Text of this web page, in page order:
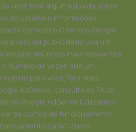
você tiver alguma dúvida sobre
do usuário e informações
connosco.O serviço Google
veicular publicidade usa um
veicular anúncios mais relevantes
número de vezes que um
para você.Para mais
AdSense, consulte as FAQs
do Google AdSense.Utilizamos
os custos de funcionamento
para futuros